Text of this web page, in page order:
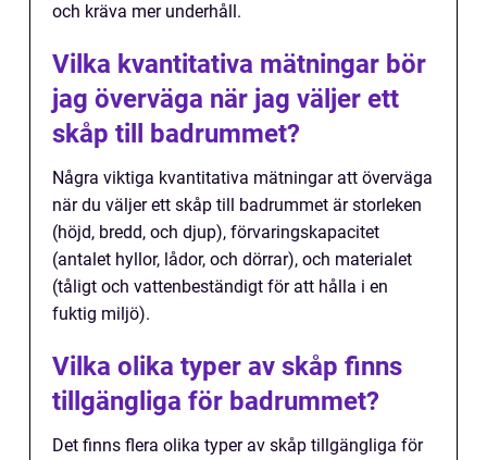
och kräva mer underhåll.
Vilka kvantitativa mätningar bör
jag överväga när jag väljer ett
skåp till badrummet?
Några viktiga kvantitativa mätningar att överväga
när du väljer ett skåp till badrummet är storleken
(höjd, bredd, och djup), förvaringskapacitet
(antalet hyllor, lådor, och dörrar), och materialet
(tåligt och vattenbeständigt för att hålla i en
fuktig miljö).
Vilka olika typer av skåp finns
tillgängliga för badrummet?
Det finns flera olika typer av skåp tillgängliga för